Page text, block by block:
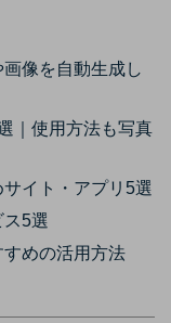
像を自動生成し
｜使用方法も写真
イト・アプリ5選
5選
めの活用方法